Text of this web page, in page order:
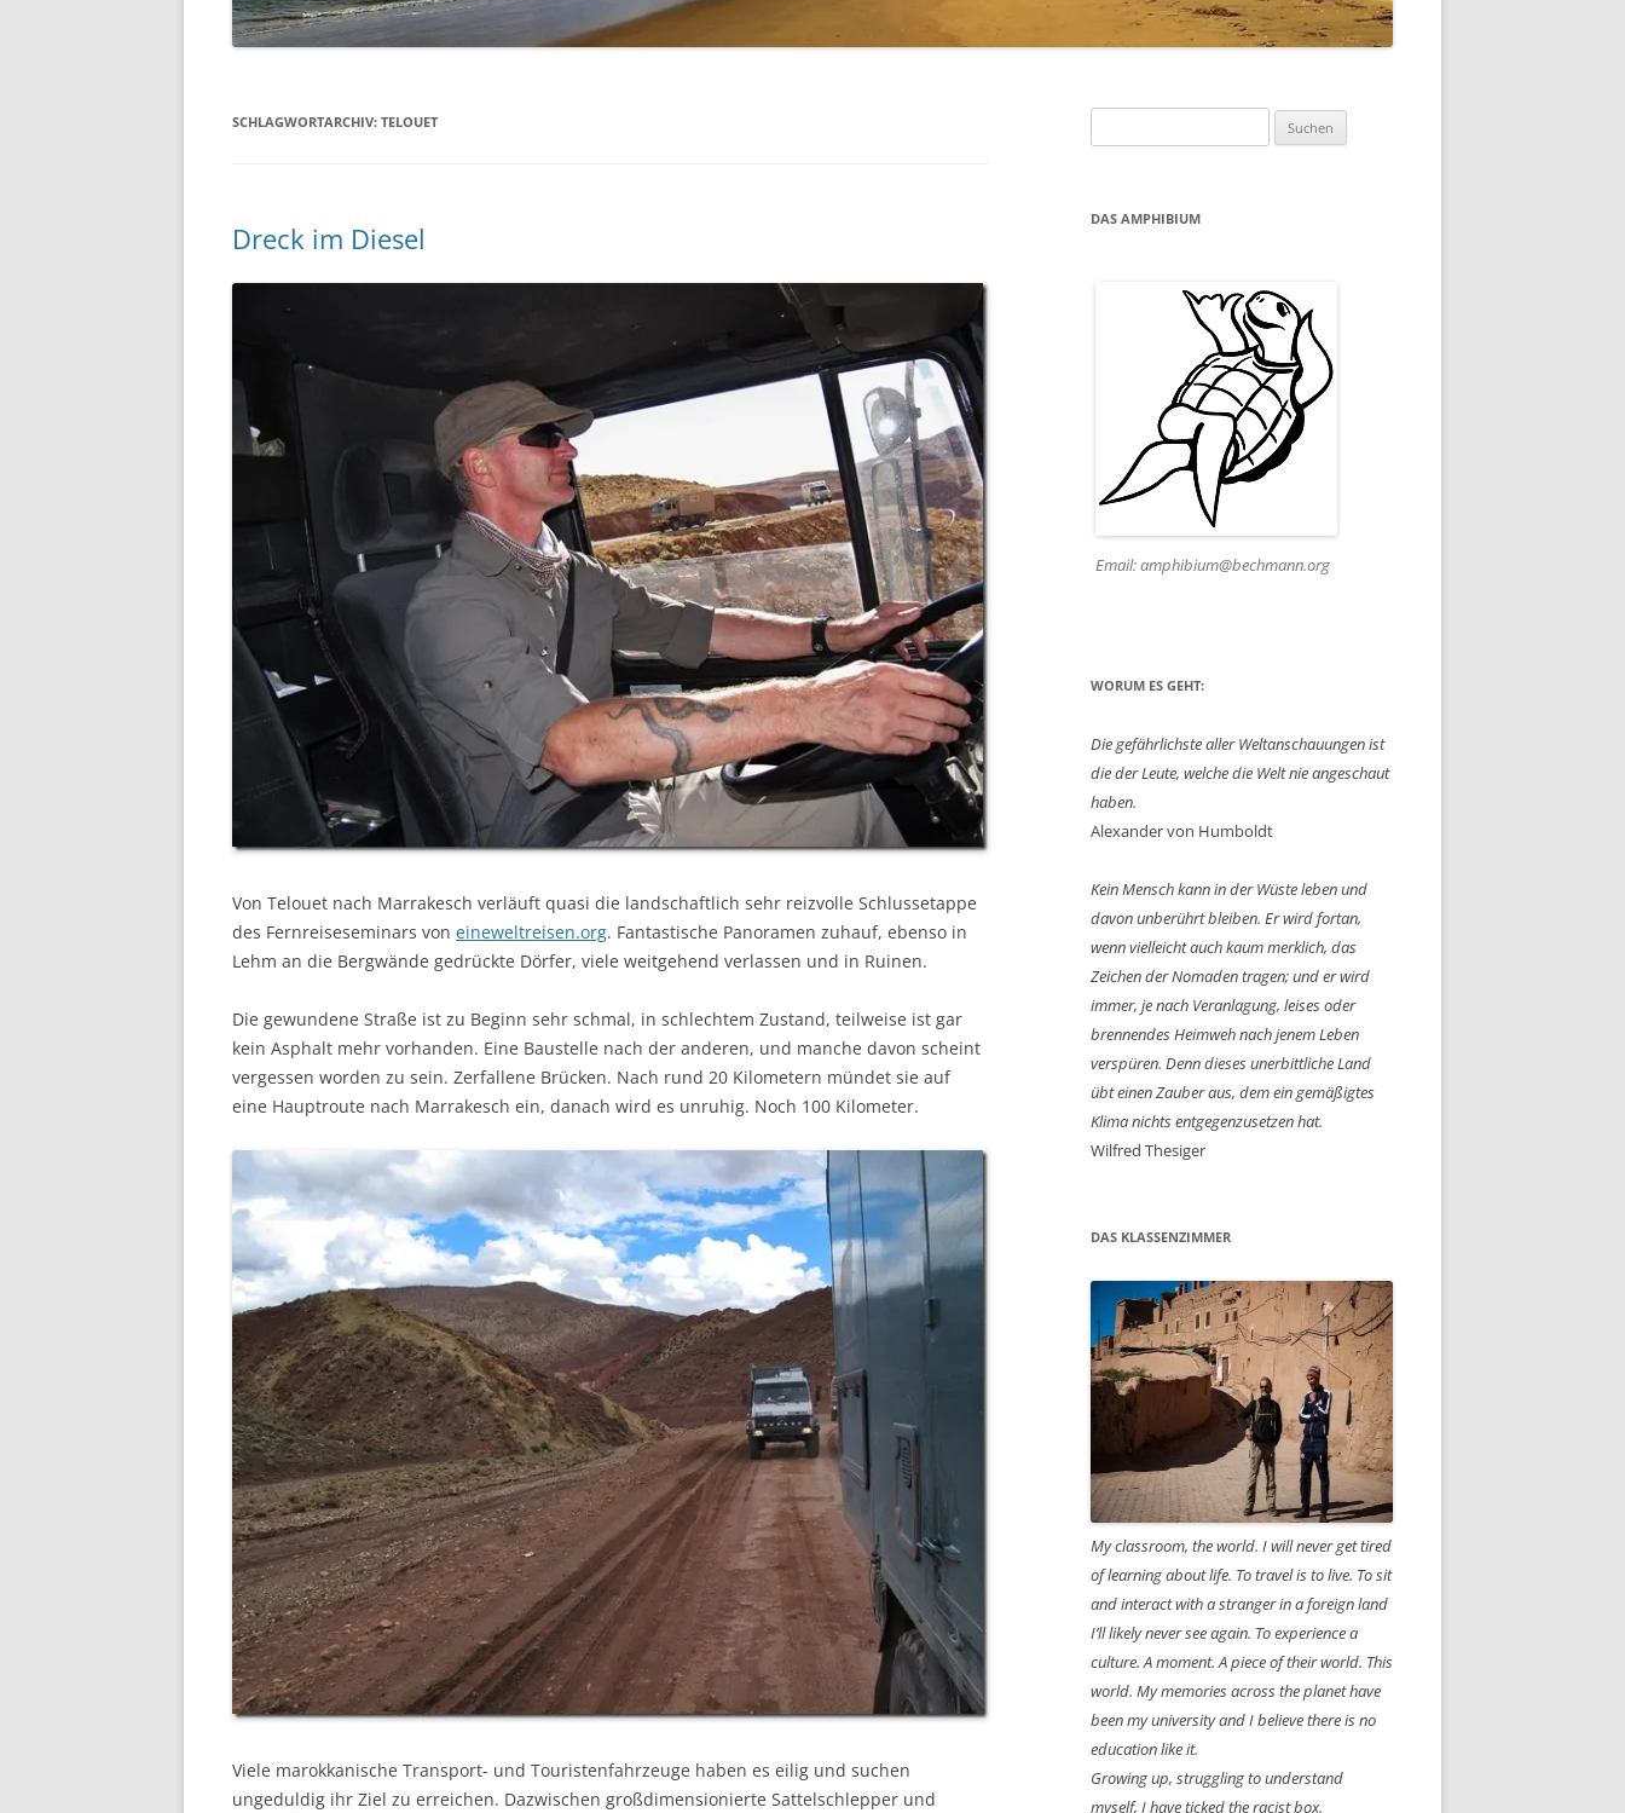
PFLANZENBASIERTES
SCHLAGWORTARCHIV: TELOUET
Dreck im Diesel
Von Telouet nach Marrakesch verläuft quasi die landschaftlich sehr reizvolle Schlussetappe
des Fernreiseseminars von eineweltreisen.org. Fantastische Panoramen zuhauf, ebenso in
Lehm an die Bergwände gedrückte Dörfer, viele weitgehend verlassen und in Ruinen.
Die gewundene Straße ist zu Beginn sehr schmal, in schlechtem Zustand, teilweise ist gar
kein Asphalt mehr vorhanden. Eine Baustelle nach der anderen, und manche davon scheint
vergessen worden zu sein. Zerfallene Brücken. Nach rund 20 Kilometern mündet sie auf
eine Hauptroute nach Marrakesch ein, danach wird es unruhig. Noch 100 Kilometer.
Viele marokkanische Transport- und Touristenfahrzeuge haben es eilig und suchen
ungeduldig ihr Ziel zu erreichen. Dazwischen großdimensionierte Sattelschlepper und
nach:
DAS AMPHIBIUM
Email: amphibium@bechmann.org
WORUM ES GEHT:
Die gefährlichste aller Weltanschauungen ist
die der Leute, welche die Welt nie angeschaut
haben.
Alexander von Humboldt
Kein Mensch kann in der Wüste leben und
davon unberührt bleiben. Er wird fortan,
wenn vielleicht auch kaum merklich, das
Zeichen der Nomaden tragen; und er wird
immer, je nach Veranlagung, leises oder
brennendes Heimweh nach jenem Leben
verspüren. Denn dieses unerbittliche Land
übt einen Zauber aus, dem ein gemäßigtes
Klima nichts entgegenzusetzen hat.
Wilfred Thesiger
DAS KLASSENZIMMER
My classroom, the world. I will never get tired
of learning about life. To travel is to live. To sit
and interact with a stranger in a foreign land
I’ll likely never see again. To experience a
culture. A moment. A piece of their world. This
world. My memories across the planet have
been my university and I believe there is no
education like it.
Growing up, struggling to understand
myself, I have ticked the racist box.